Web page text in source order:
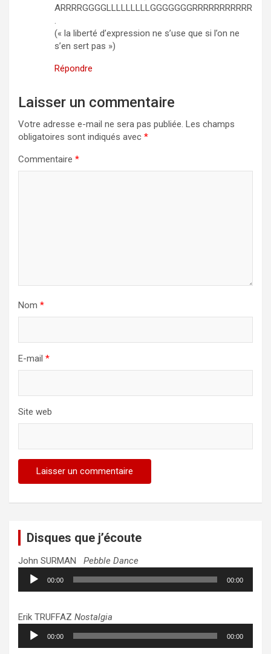
ARRRRGGGGLLLLLLLLLGGGGGGGRRRRRRRRRRR
.
(« la liberté d’expression ne s’use que si l’on ne
s’en sert pas »)
Répondre
Laisser un commentaire
Votre adresse e-mail ne sera pas publiée. Les champs
obligatoires sont indiqués avec *
Commentaire *
Nom *
E-mail *
Site web
Disques que j’écoute
John SURMAN Pebble Dance
Lecteur
audio
00:00 00:00
Erik TRUFFAZ Nostalgia
Lecteur
audio
00:00 00:00